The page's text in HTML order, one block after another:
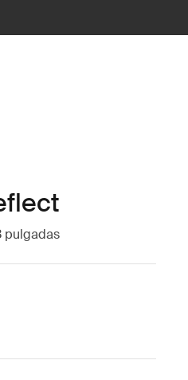
pulgadas
Sleeve Púrpura concentrado
Sleeve Rojo tenue (selected)
Sleeve Negro